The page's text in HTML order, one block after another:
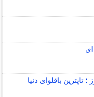
ای
تاپترین باقلوای دنیا